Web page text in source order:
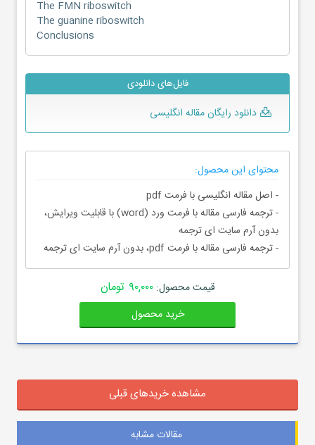
The FMN riboswitch
The guanine riboswitch
Conclusions
فایل‌های دانلودی
دانلود رایگان مقاله انگلیسی
محتوای این محصول:
- اصل مقاله انگلیسی با فرمت pdf
- ترجمه فارسی مقاله با فرمت ورد (word) با قابلیت ویرایش،
بدون آرم سایت ای ترجمه
- ترجمه فارسی مقاله با فرمت pdf، بدون آرم سایت ای ترجمه
قیمت محصول:۹۰,۰۰۰ تومان
خرید محصول
مشاهده خریدهای قبلی
مقالات مشابه